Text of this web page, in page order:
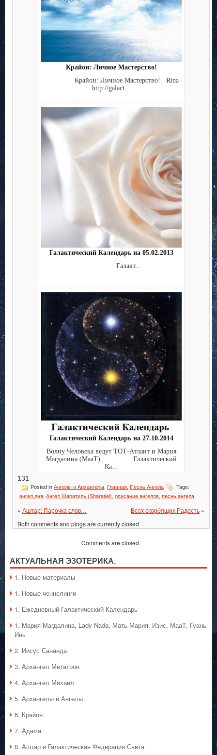
Крайон: Личное Мастерство!
Крайон: Личное Мастерство! Rina
http://galact...
Галактический Календарь на 05.02.2013
Галакт...
Галактический Календарь на 27.10.2014
Волну Человека ведут ТОТ-Атлант и Мария
Магдалина (МааТ) . . . . . . . . Галактический
Ка...
131
Posted in Ангелы и Архангелы Главная Песнь Ангела
Tags:
ангел дня Ангел Шаратиль (Sharatiel) описание ангелов песнь ангела
« Аштар: Парочка слов… Всех скорбящих Радость »
Both comments and pings are currently closed.
Comments are closed.
АКТУАЛЬНАЯ ЭЗОТЕРИКА.
1. Hовые материалы
1. Hовые ченнелинги
1. Ежедневный Галактический Календарь
1. Мария Магдалина, Lady Nada, Мать Мария, Изис, МааТ, Гуань
Инь
2. Иисус Сананда
3. Архангел Метатрон
4. Архангел Михаил
5. Архангелы и Ангелы
6. Крайон
7. Адама
8. Аштар и Галактическая Федерация Света